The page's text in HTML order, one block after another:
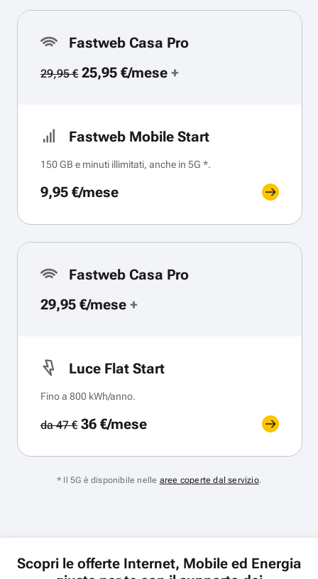
Fastweb Casa Pro
29,95 €25,95 €/mese+
Fastweb Mobile Start
150 GB e minuti illimitati, anche in 5G *.
9,95 €/mese
Fastweb Casa Pro
29,95 €/mese +
Luce Flat Start
Fino a 800 kWh/anno.
da 47 €36 €/mese
* Il 5G è disponibile nelle aree coperte dal servizio.
Scopri le offerte Internet, Mobile ed Energia